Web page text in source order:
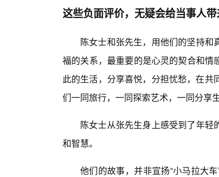
这些负面评价，无疑会给当事人
陈女士和张先生，用他们的坚持
福的关系，最重要的是心灵的契合和
此的生活，分享喜悦，分担忧愁，在
们一同旅行，一同探索艺术，一同分享
陈女士从张先生身上感受到了年
和智慧。
他们的故事，并非宣扬“小马拉大